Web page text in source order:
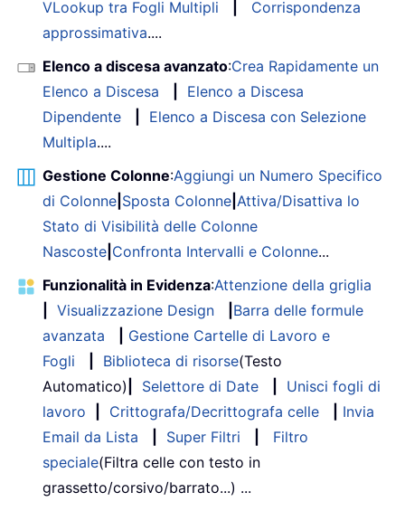
VLookup tra Fogli Multipli
Corrispondenza
approssimativa....
Elenco a discesa avanzato:Crea Rapidamente un
Elenco a Discesa
Elenco a Discesa
Dipendente
Elenco a Discesa con Selezione
Multipla....
Gestione Colonne:Aggiungi un Numero Specifico
di Colonne Sposta Colonne Attiva/Disattiva lo
Stato di Visibilità delle Colonne
Nascoste Confronta Intervalli e Colonne...
Funzionalità in Evidenza:Attenzione della griglia
Visualizzazione Design
Barra delle formule
avanzata
Gestione Cartelle di Lavoro e
Fogli
Biblioteca di risorse(Testo
Automatico)
Selettore di Date
Unisci fogli di
lavoro
Crittografa/Decrittografa celle
Invia
Email da Lista
Super Filtri
Filtro
speciale(Filtra celle con testo in
grassetto/corsivo/barrato...) ...